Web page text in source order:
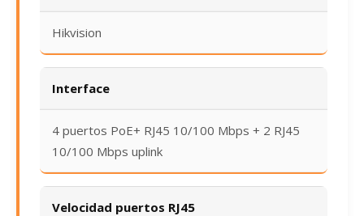
Hikvision
Interface
4 puertos PoE+ RJ45 10/100 Mbps + 2 RJ45
10/100 Mbps uplink
Velocidad puertos RJ45